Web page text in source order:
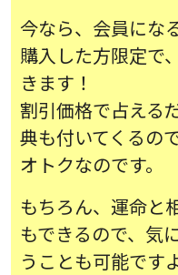
今なら、会員にな
購入した方限定で
きます！
割引価格で占える
典も付いてくるの
オトクなのです。
もちろん、運命と
もできるので、気
うことも可能です